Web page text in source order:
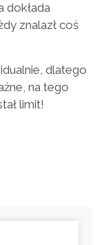
dokłada
znalazł coś
dlatego
na tego
limit!